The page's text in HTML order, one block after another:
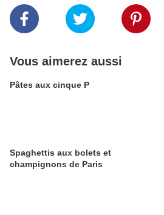
Vous aimerez aussi
Pâtes aux cinque P
Spaghettis aux bolets et
champignons de Paris